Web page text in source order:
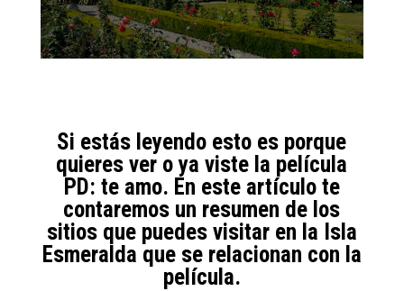
Si estás leyendo esto es porque
quieres ver o ya viste la película
PD: te amo. En este artículo te
contaremos un resumen de los
sitios que puedes visitar en la Isla
Esmeralda que se relacionan con la
película.